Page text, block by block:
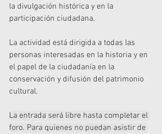
la divulgación histórica y en la
participación ciudadana.
La actividad está dirigida a todas las
personas interesadas en la historia y en
el papel de la ciudadanía en la
conservación y difusión del patrimonio
cultural.
La entrada será libre hasta completar el
foro. Para quienes no puedan asistir de